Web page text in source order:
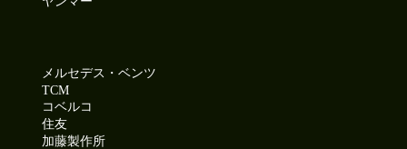
メルセデス・ベンツ
TCM
コベルコ
住友
加藤製作所